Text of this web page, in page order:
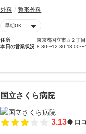
外科 整形外科
早朝OK
住所
東京都国立市西２丁
本日の営業状況 8:30〜12:30 13:00〜
国立さくら病院
3.13 口